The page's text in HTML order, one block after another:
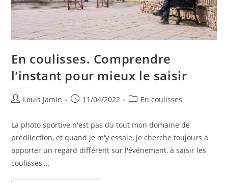
En coulisses. Comprendre
l’instant pour mieux le saisir
Louis Jamin 11/04/2022 En coulisses
La photo sportive n'est pas du tout mon domaine de
prédilection, et quand je m'y essaie, je cherche toujours à
apporter un regard différent sur l'événement, à saisir les
coulisses,…